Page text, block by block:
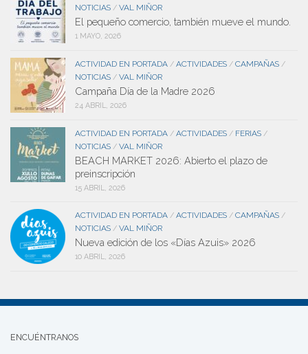
NOTICIAS / VAL MIÑOR
El pequeño comercio, también mueve el mundo.
1 MAYO, 2026
ACTIVIDAD EN PORTADA / ACTIVIDADES / CAMPAÑAS /
NOTICIAS / VAL MIÑOR
Campaña Día de la Madre 2026
24 ABRIL, 2026
ACTIVIDAD EN PORTADA / ACTIVIDADES / FERIAS /
NOTICIAS / VAL MIÑOR
BEACH MARKET 2026: Abierto el plazo de
preinscripción
15 ABRIL, 2026
ACTIVIDAD EN PORTADA / ACTIVIDADES / CAMPAÑAS /
NOTICIAS / VAL MIÑOR
Nueva edición de los «Días Azuis» 2026
10 ABRIL, 2026
ENCUÉNTRANOS